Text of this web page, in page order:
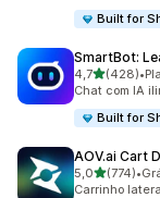
Built for
SmartBot:
4,7de 5(428)
428 •
Chat com IA
Built for
AOV.ai Cart
5,0de 5(774)
774 •
Carrinho